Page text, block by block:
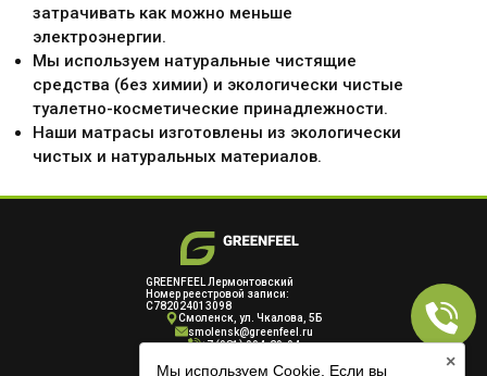
затрачивать как можно меньше
электроэнергии.
Мы используем натуральные чистящие
средства (без химии) и экологически чистые
туалетно-косметические принадлежности.
Наши матрасы изготовлены из экологически
чистых и натуральных материалов.
GREENFEEL Лермонтовский
Номер реестровой записи:
С782024013098
Смоленск, ул. Чкалова, 5Б
smolensk@greenfeel.ru
+7 (981) 004-29-94
×
Мы используем Cookie. Если вы